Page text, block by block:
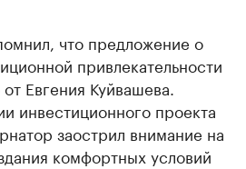
что предложение о
привлекательности
Евгения Куйвашева.
инвестиционного проекта
заострил внимание на
комфортных условий